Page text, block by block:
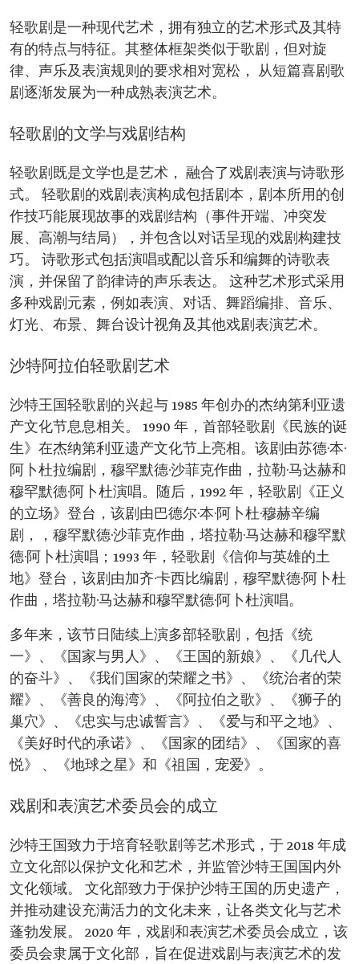
轻歌剧是一种现代艺术，拥有独立的艺术形式及其特
有的特点与特征。其整体框架类似于歌剧，但对旋
律、声乐及表演规则的要求相对宽松， 从短篇喜剧歌
剧逐渐发展为一种成熟表演艺术。
轻歌剧的文学与戏剧结构
轻歌剧既是文学也是艺术， 融合了戏剧表演与诗歌形
式。 轻歌剧的戏剧表演构成包括剧本，剧本所用的创
作技巧能展现故事的戏剧结构（事件开端、冲突发
展、高潮与结局），并包含以对话呈现的戏剧构建技
巧。 诗歌形式包括演唱或配以音乐和编舞的诗歌表
演，并保留了韵律诗的声乐表达。 这种艺术形式采用
多种戏剧元素，例如表演、对话、舞蹈编排、音乐、
灯光、布景、舞台设计视角及其他戏剧表演艺术。
沙特阿拉伯轻歌剧艺术
沙特王国轻歌剧的兴起与 1985 年创办的杰纳第利亚遗
产文化节息息相关。 1990 年，首部轻歌剧《民族的诞
生》在杰纳第利亚遗产文化节上亮相。该剧由苏德·本·
阿卜杜拉编剧，穆罕默德·沙菲克作曲，拉勒·马达赫和
穆罕默德·阿卜杜演唱。随后，1992 年，轻歌剧《正义
的立场》登台，该剧由巴德尔·本·阿卜杜·穆赫辛编
剧，，穆罕默德·沙菲克作曲，塔拉勒·马达赫和穆罕默
德·阿卜杜演唱；1993 年，轻歌剧《信仰与英雄的土
地》登台，该剧由加齐·卡西比编剧，穆罕默德·阿卜杜
作曲，塔拉勒·马达赫和穆罕默德·阿卜杜演唱。
多年来，该节日陆续上演多部轻歌剧，包括《统
一》、《国家与男人》、《王国的新娘》、《几代人
的奋斗》、《我们国家的荣耀之书》、《统治者的荣
耀》、《善良的海湾》、《阿拉伯之歌》、《狮子的
巢穴》、《忠实与忠诚誓言》、《爱与和平之地》、
《美好时代的承诺》、《国家的团结》、《国家的喜
悦》 、《地球之星》和《祖国，宠爱》。
戏剧和表演艺术委员会的成立
沙特王国致力于培育轻歌剧等艺术形式，于 2018 年成
立文化部以保护文化和艺术，并监管沙特王国国内外
文化领域。 文化部致力于保护沙特王国的历史遗产，
并推动建设充满活力的文化未来，让各类文化与艺术
蓬勃发展。 2020 年，戏剧和表演艺术委员会成立，该
委员会隶属于文化部，旨在促进戏剧与表演艺术的发